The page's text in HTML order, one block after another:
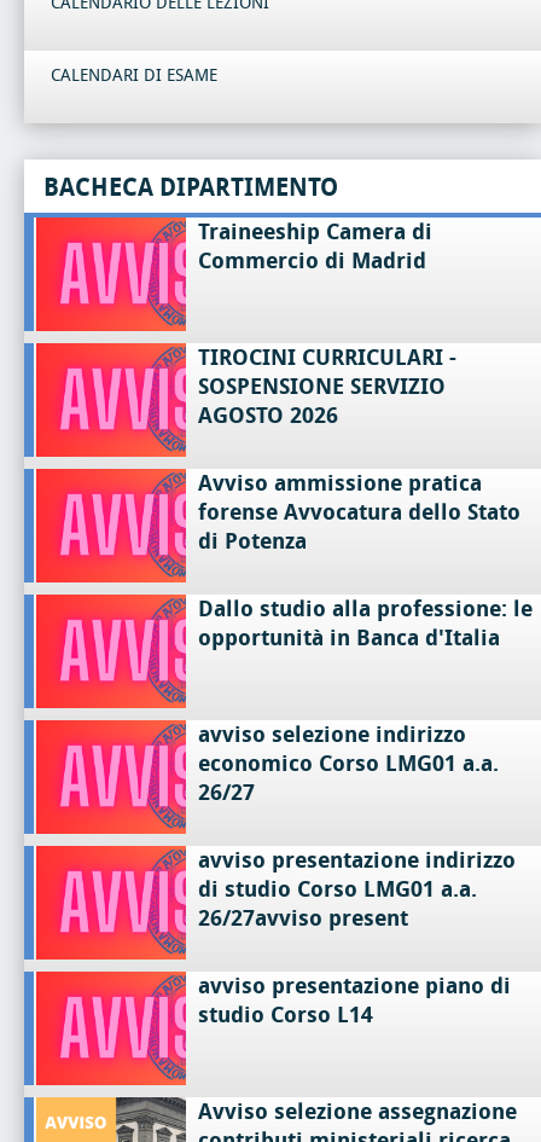
CALENDARI DI ESAME
BACHECA DIPARTIMENTO
Traineeship Camera di
Commercio di Madrid
TIROCINI CURRICULARI -
SOSPENSIONE SERVIZIO
AGOSTO 2026
Avviso ammissione pratica
forense Avvocatura dello Stato
di Potenza
Dallo studio alla professione: le
opportunità in Banca d'Italia
avviso selezione indirizzo
economico Corso LMG01 a.a.
26/27
avviso presentazione indirizzo
di studio Corso LMG01 a.a.
26/27avviso present
avviso presentazione piano di
studio Corso L14
Avviso selezione assegnazione